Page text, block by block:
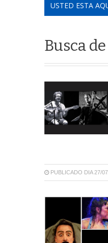
USTED ESTA
Busca
PUBLICADO DIA 27/